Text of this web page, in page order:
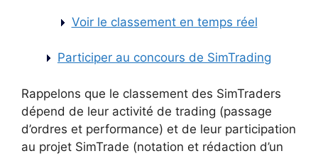
Voir le classement en temps réel
Participer au concours de SimTrading
Rappelons que le classement des SimTraders
dépend de leur activité de trading (passage
d’ordres et performance) et de leur participation
au projet SimTrade (notation et rédaction d’un